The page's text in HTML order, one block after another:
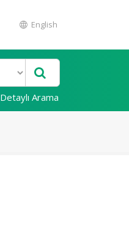
English
Detaylı Arama